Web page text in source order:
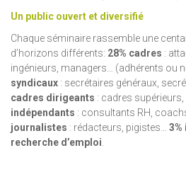
Un public ouvert et diversifié
Chaque séminaire rassemble une
d’horizons différents: 28% cadres :
ingénieurs, managers… (adhérents ou
syndicaux : secrétaires généraux,
cadres dirigeants : cadres supérieurs,
indépendants : consultants RH,
journalistes : rédacteurs, pigistes… 3%
recherche d’emploi